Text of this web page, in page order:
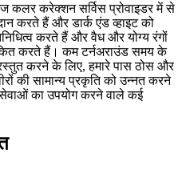
कलर करेक्शन सर्विस प्रोवाइडर में से
करते हैं और डार्क एंड व्हाइट को
करते हैं और वैध और योग्य रंगों
करते हैं। कम टर्नअराउंड समय के
करने के लिए, हमारे पास ठोस और
की सामान्य प्रकृति को उन्नत करने
सेवाओं का उपयोग करने वाले कई